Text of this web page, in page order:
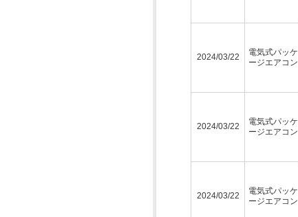
2024/03/22
電気式パッケ
ージエアコン
2024/03/22
電気式パッケ
ージエアコン
2024/03/22
電気式パッケ
ージエアコン